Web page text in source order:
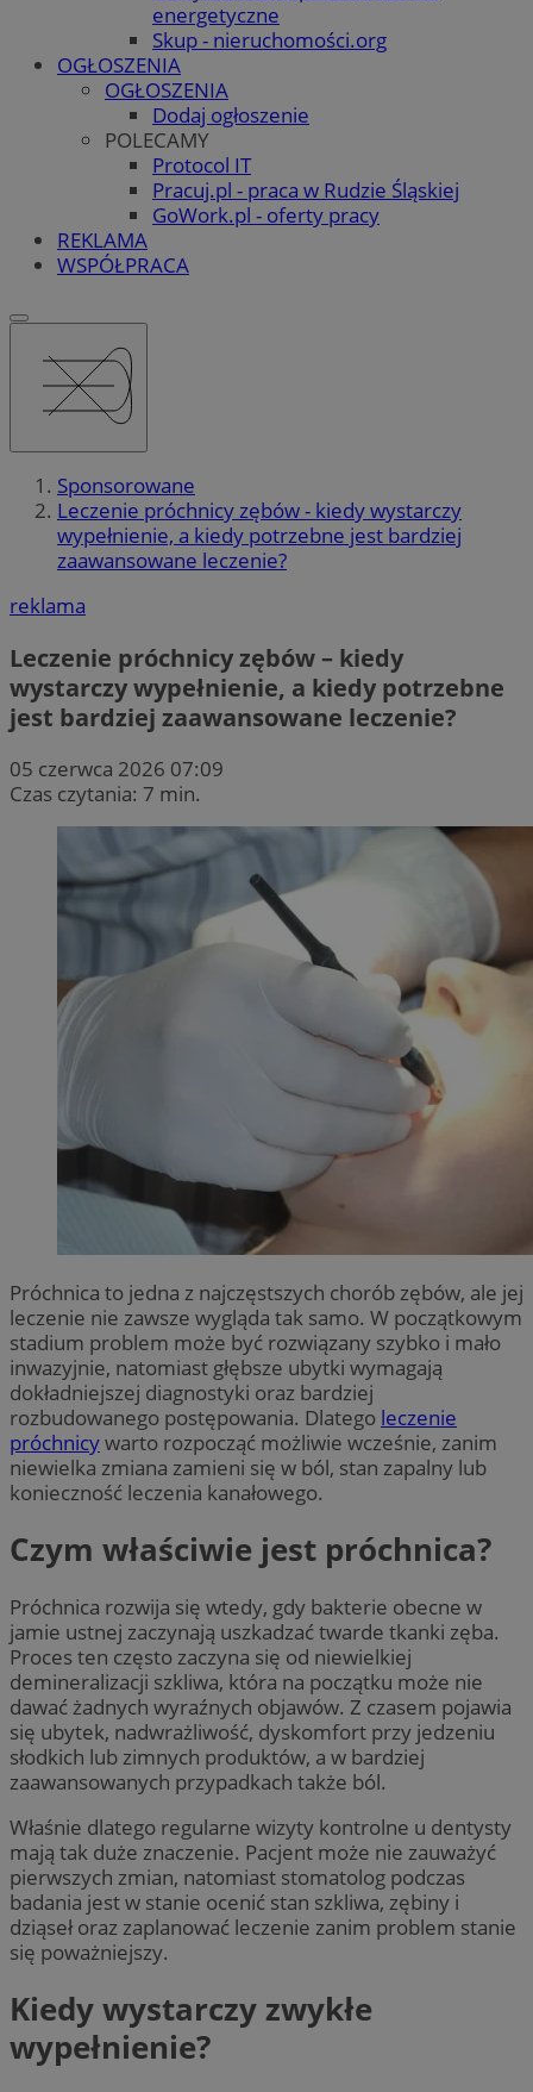
energetyczne
Skup - nieruchomości.org
OGŁOSZENIA
OGŁOSZENIA
Dodaj ogłoszenie
POLECAMY
Protocol IT
Pracuj.pl - praca w Rudzie Śląskiej
GoWork.pl - oferty pracy
REKLAMA
WSPÓŁPRACA
Sponsorowane
Leczenie próchnicy zębów - kiedy wystarczy
wypełnienie, a kiedy potrzebne jest bardziej
zaawansowane leczenie?
reklama
Leczenie próchnicy zębów – kiedy
wystarczy wypełnienie, a kiedy potrzebne
jest bardziej zaawansowane leczenie?
05 czerwca 2026 07:09
Czas czytania: 7 min.
Próchnica to jedna z najczęstszych chorób zębów, ale jej
leczenie nie zawsze wygląda tak samo. W początkowym
stadium problem może być rozwiązany szybko i mało
inwazyjnie, natomiast głębsze ubytki wymagają
dokładniejszej diagnostyki oraz bardziej
rozbudowanego postępowania. Dlatego leczenie
próchnicywarto rozpocząć możliwie wcześnie, zanim
niewielka zmiana zamieni się w ból, stan zapalny lub
konieczność leczenia kanałowego.
Czym właściwie jest próchnica?
Próchnica rozwija się wtedy, gdy bakterie obecne w
jamie ustnej zaczynają uszkadzać twarde tkanki zęba.
Proces ten często zaczyna się od niewielkiej
demineralizacji szkliwa, która na początku może nie
dawać żadnych wyraźnych objawów. Z czasem pojawia
się ubytek, nadwrażliwość, dyskomfort przy jedzeniu
słodkich lub zimnych produktów, a w bardziej
zaawansowanych przypadkach także ból.
Właśnie dlatego regularne wizyty kontrolne u dentysty
mają tak duże znaczenie. Pacjent może nie zauważyć
pierwszych zmian, natomiast stomatolog podczas
badania jest w stanie ocenić stan szkliwa, zębiny i
dziąseł oraz zaplanować leczenie zanim problem stanie
się poważniejszy.
Kiedy wystarczy zwykłe
wypełnienie?